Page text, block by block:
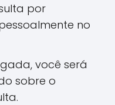
por
no
você será
sobre o